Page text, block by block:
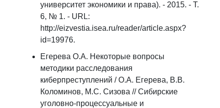
университет экономики и права). - 2015. - Т.
6, № 1. - URL:
http://eizvestia.isea.ru/reader/article.aspx?
id=19976.
Егерева О.А. Некоторые вопросы
методики расследования
киберпреступлений / О.А. Егерева, В.В.
Коломинов, М.С. Сизова // Сибирские
уголовно-процессуальные и